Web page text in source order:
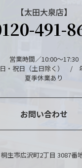
【太田大泉店】
491-
営業時間／10:00～17:30
・祝日（土日除く） /
夏季休業あり
お問い合わせ
桐生市広沢町2丁目 3087番